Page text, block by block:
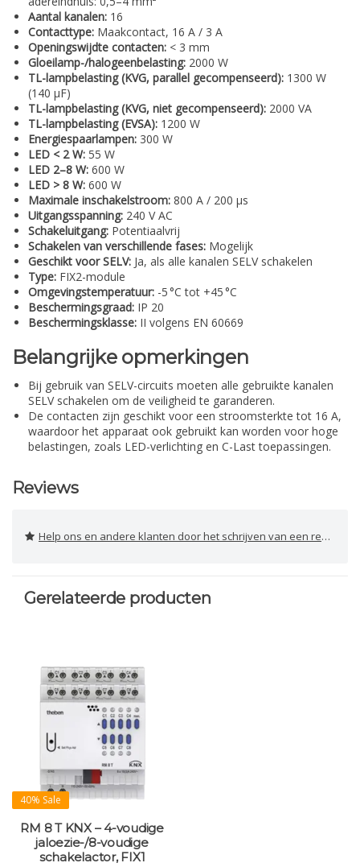
Aantal kanalen: 16
Contacttype: Maakcontact, 16 A / 3 A
Openingswijdte contacten: < 3 mm
Gloeilamp-/halogeenbelasting: 2000 W
TL-lampbelasting (KVG, parallel gecompenseerd): 1300 W
(140 µF)
TL-lampbelasting (KVG, niet gecompenseerd): 2000 VA
TL-lampbelasting (EVSA): 1200 W
Energiespaarlampen: 300 W
LED < 2 W: 55 W
LED 2–8 W: 600 W
LED > 8 W: 600 W
Maximale inschakelstroom: 800 A / 200 µs
Uitgangsspanning: 240 V AC
Schakeluitgang: Potentiaalvrij
Schakelen van verschillende fases: Mogelijk
Geschikt voor SELV: Ja, als alle kanalen SELV schakelen
Type: FIX2-module
Omgevingstemperatuur: -5 °C tot +45 °C
Beschermingsgraad: IP 20
Beschermingsklasse: II volgens EN 60669
Belangrijke opmerkingen
Bij gebruik van SELV-circuits moeten alle gebruikte kanalen
SELV schakelen om de veiligheid te garanderen.
De contacten zijn geschikt voor een stroomsterkte tot 16 A,
waardoor het apparaat ook gebruikt kan worden voor hoge
belastingen, zoals LED-verlichting en C-Last toepassingen.
Reviews
Help ons en andere klanten door het schrijven van een review
Gerelateerde producten
40% Sale
RM 8 T KNX – 4-voudige
jaloezie-/8-voudige
schakelactor, FIX1